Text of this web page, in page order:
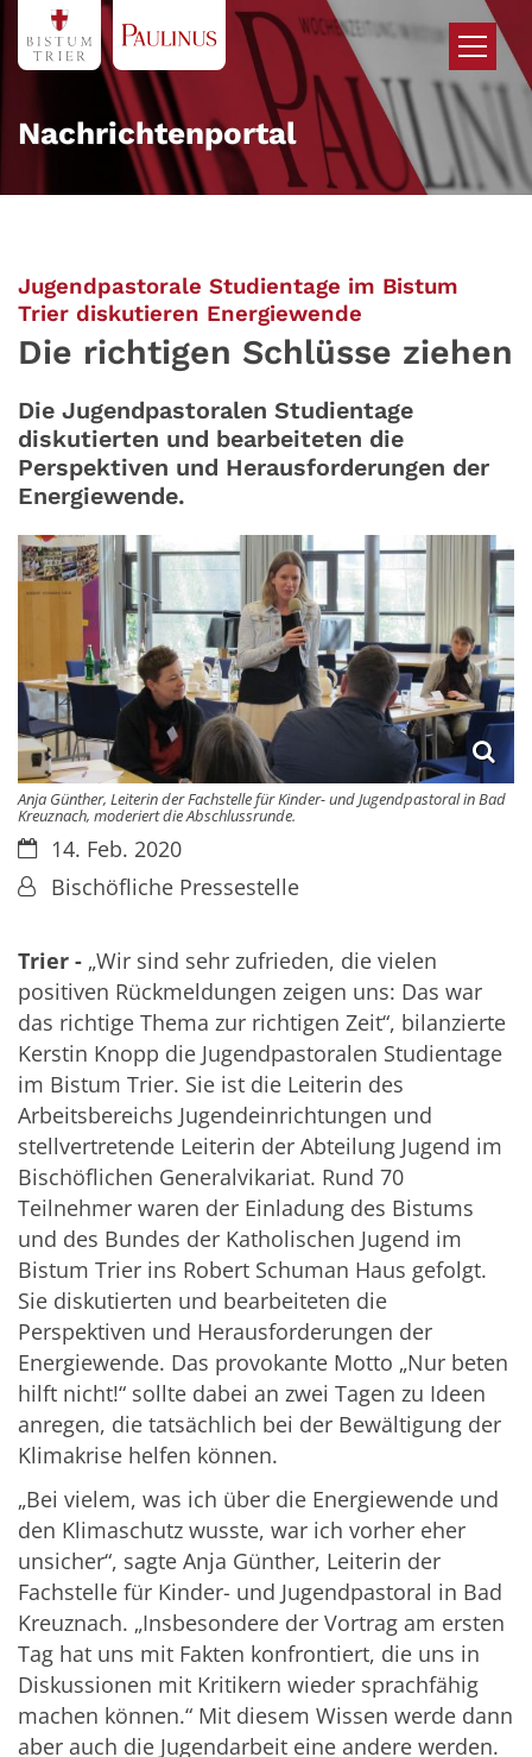
Zum Inhalt springen
Nachrichtenportal
Jugendpastorale Studientage im Bistum
Trier diskutieren Energiewende
Die richtigen Schlüsse ziehen
Die Jugendpastoralen Studientage
diskutierten und bearbeiteten die
Perspektiven und Herausforderungen der
Energiewende.
Anja Günther, Leiterin der Fachstelle für Kinder- und Jugendpastoral in Bad
Kreuznach, moderiert die Abschlussrunde.
Datum:14. Feb. 2020
Von:Bischöfliche Pressestelle
Trier - „Wir sind sehr zufrieden, die vielen
positiven Rückmeldungen zeigen uns: Das war
das richtige Thema zur richtigen Zeit“, bilanzierte
Kerstin Knopp die Jugendpastoralen Studientage
im Bistum Trier. Sie ist die Leiterin des
Arbeitsbereichs Jugendeinrichtungen und
stellvertretende Leiterin der Abteilung Jugend im
Bischöflichen Generalvikariat. Rund 70
Teilnehmer waren der Einladung des Bistums
und des Bundes der Katholischen Jugend im
Bistum Trier ins Robert Schuman Haus gefolgt.
Sie diskutierten und bearbeiteten die
Perspektiven und Herausforderungen der
Energiewende. Das provokante Motto „Nur beten
hilft nicht!“ sollte dabei an zwei Tagen zu Ideen
anregen, die tatsächlich bei der Bewältigung der
Klimakrise helfen können.
„Bei vielem, was ich über die Energiewende und
den Klimaschutz wusste, war ich vorher eher
unsicher“, sagte Anja Günther, Leiterin der
Fachstelle für Kinder- und Jugendpastoral in Bad
Kreuznach. „Insbesondere der Vortrag am ersten
Tag hat uns mit Fakten konfrontiert, die uns in
Diskussionen mit Kritikern wieder sprachfähig
machen können.“ Mit diesem Wissen werde dann
aber auch die Jugendarbeit eine andere werden.